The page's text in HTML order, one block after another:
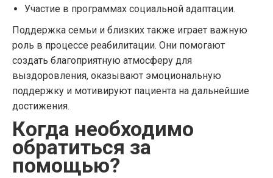
Участие в программах социальной адаптации.
Поддержка семьи и близких также играет важную
роль в процессе реабилитации. Они помогают
создать благоприятную атмосферу для
выздоровления, оказывают эмоциональную
поддержку и мотивируют пациента на дальнейшие
достижения.
Когда необходимо
обратиться за
помощью?